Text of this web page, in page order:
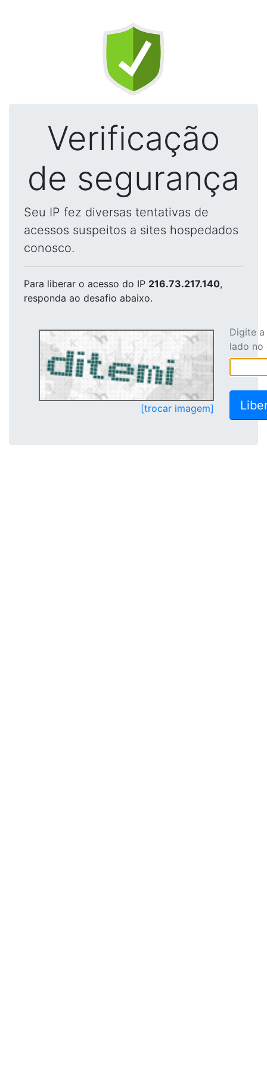
Verificação
de segurança
Seu IP fez diversas tentativas de
acessos suspeitos a sites hospedados
conosco.
Para liberar o acesso do IP 216.73.217.140,
responda ao desafio abaixo.
[trocar imagem]
Digite
lado no